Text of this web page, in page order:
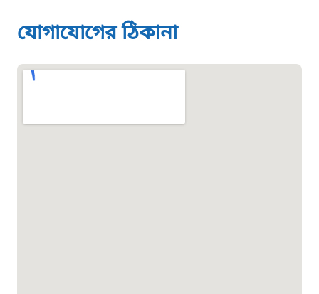
১০৯৮
শিশু সহায়তা লাইন
১৬১০৯
যোগাযোগের ঠিকানা